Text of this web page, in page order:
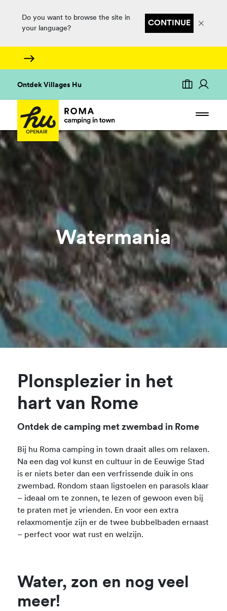
Do you want to browse the site in
your language?
CONTINUE
Ontdek Villages Hu
Watermania
Plonsplezier in het
hart van Rome
Ontdek de camping met zwembad in Rome
Bij hu Roma camping in town draait alles om relaxen.
Na een dag vol kunst en cultuur in de Eeuwige Stad
is er niets beter dan een verfrissende duik in ons
zwembad. Rondom staan ligstoelen en parasols klaar
– ideaal om te zonnen, te lezen of gewoon even bij
te praten met je vrienden. En voor een extra
relaxmomentje zijn er de twee bubbelbaden ernaast
– perfect voor wat rust en welzijn.
Water, zon en nog veel
meer!